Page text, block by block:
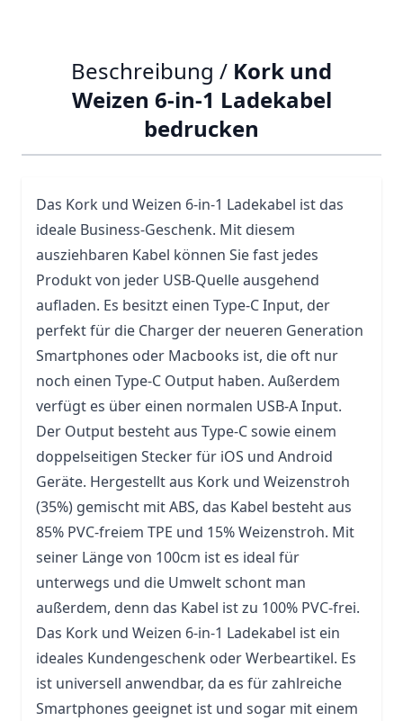
Beschreibung / Kork und
Weizen 6-in-1 Ladekabel
bedrucken
Das Kork und Weizen 6-in-1 Ladekabel ist das
ideale Business-Geschenk. Mit diesem
ausziehbaren Kabel können Sie fast jedes
Produkt von jeder USB-Quelle ausgehend
aufladen. Es besitzt einen Type-C Input, der
perfekt für die Charger der neueren Generation
Smartphones oder Macbooks ist, die oft nur
noch einen Type-C Output haben. Außerdem
verfügt es über einen normalen USB-A Input.
Der Output besteht aus Type-C sowie einem
doppelseitigen Stecker für iOS und Android
Geräte. Hergestellt aus Kork und Weizenstroh
(35%) gemischt mit ABS, das Kabel besteht aus
85% PVC-freiem TPE und 15% Weizenstroh. Mit
seiner Länge von 100cm ist es ideal für
unterwegs und die Umwelt schont man
außerdem, denn das Kabel ist zu 100% PVC-frei.
Das Kork und Weizen 6-in-1 Ladekabel ist ein
ideales Kundengeschenk oder Werbeartikel. Es
ist universell anwendbar, da es für zahlreiche
Smartphones geeignet ist und sogar mit einem